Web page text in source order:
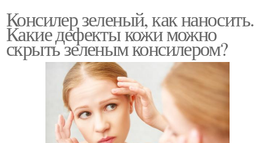
Консилер зеленый, как наносить.
Какие дефекты кожи можно
скрыть зеленым консилером?